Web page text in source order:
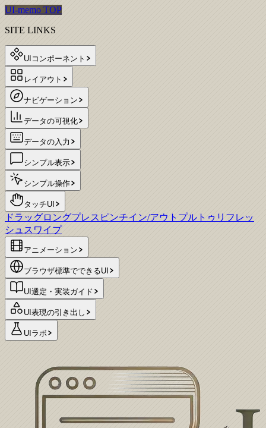
UI-memo TOP
SITE LINKS
UIコンポーネント
レイアウト
ナビゲーション
データの可視化
データの入力
シンプル表示
シンプル操作
タッチUI
ドラッグロングプレス ピンチイン/アウト プルトゥリフレッ
シュ スワイプ
アニメーション
ブラウザ標準でできるUI
UI選定・実装ガイド
UI表現の引き出し
UIラボ